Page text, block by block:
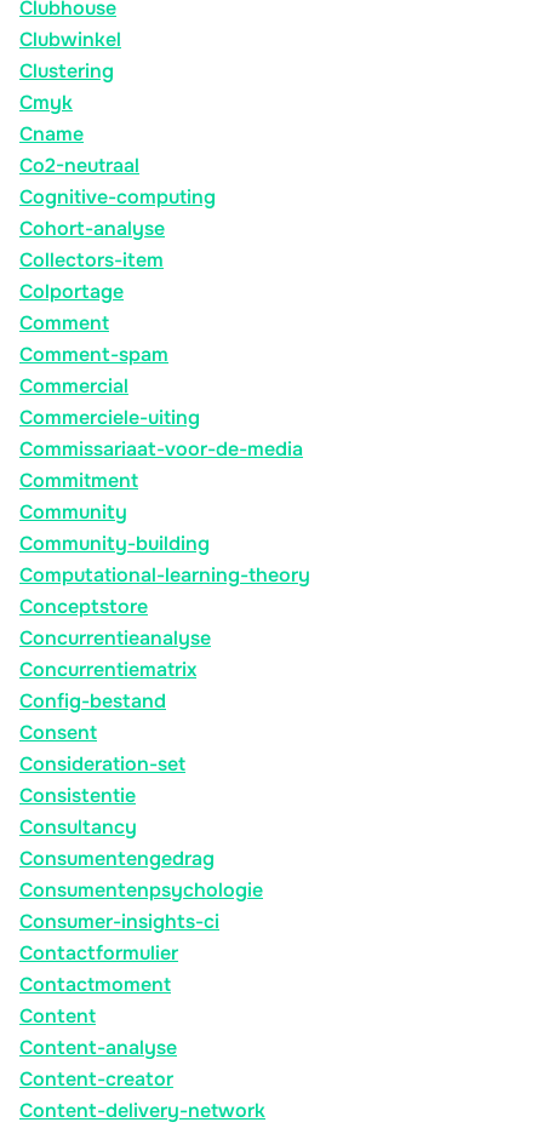
Clubhouse
Clubwinkel
Clustering
Cmyk
Cname
Co2-neutraal
Cognitive-computing
Cohort-analyse
Collectors-item
Colportage
Comment
Comment-spam
Commercial
Commerciele-uiting
Commissariaat-voor-de-media
Commitment
Community
Community-building
Computational-learning-theory
Conceptstore
Concurrentieanalyse
Concurrentiematrix
Config-bestand
Consent
Consideration-set
Consistentie
Consultancy
Consumentengedrag
Consumentenpsychologie
Consumer-insights-ci
Contactformulier
Contactmoment
Content
Content-analyse
Content-creator
Content-delivery-network